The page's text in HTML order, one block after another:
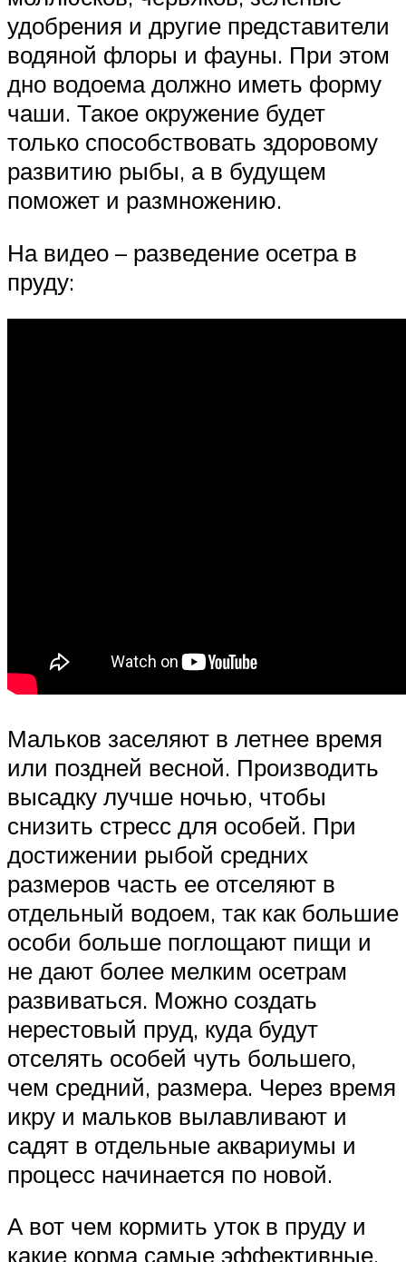
удобрения и другие представители
водяной флоры и фауны. При этом
дно водоема должно иметь форму
чаши. Такое окружение будет
только способствовать здоровому
развитию рыбы, а в будущем
поможет и размножению.
На видео – разведение осетра в
пруду:
Мальков заселяют в летнее время
или поздней весной. Производить
высадку лучше ночью, чтобы
снизить стресс для особей. При
достижении рыбой средних
размеров часть ее отселяют в
отдельный водоем, так как большие
особи больше поглощают пищи и
не дают более мелким осетрам
развиваться. Можно создать
нерестовый пруд, куда будут
отселять особей чуть большего,
чем средний, размера. Через время
икру и мальков вылавливают и
садят в отдельные аквариумы и
процесс начинается по новой.
А вот чем кормить уток в пруду и
какие корма самые эффективные,